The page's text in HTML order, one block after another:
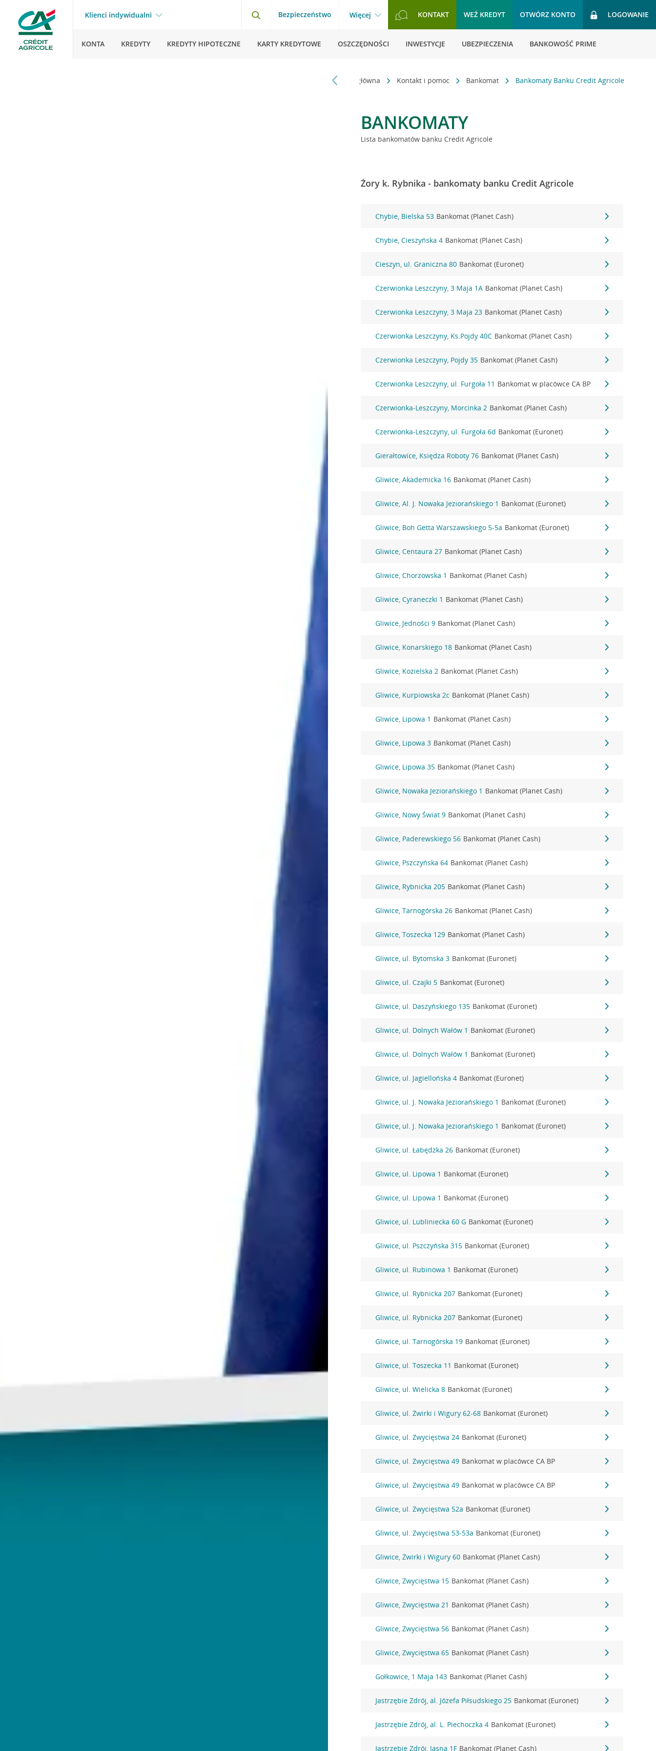
Klienci indywidualni Bezpieczeństwo Więcej KONTAKT WEŹ KREDYT OTWÓRZ KONTO LOGOWANIE
KONTA KREDYTY KREDYTY HIPOTECZNE KARTY KREDYTOWE OSZCZĘDNOŚCI INWESTYCJE UBEZPIECZENIA BANKOWOŚĆ PRIME
Strona główna Kontakt i pomoc Bankomat Bankomaty Banku Credit Agricole
BANKOMATY
Lista bankomatów banku Credit Agricole
Żory k. Rybnika - bankomaty banku Credit Agricole
Chybie, Bielska 53 Bankomat (Planet Cash)
Chybie, Cieszyńska 4 Bankomat (Planet Cash)
Cieszyn, ul. Graniczna 80 Bankomat (Euronet)
Czerwionka Leszczyny, 3 Maja 1A Bankomat (Planet Cash)
Czerwionka Leszczyny, 3 Maja 23 Bankomat (Planet Cash)
Czerwionka Leszczyny, Ks.Pojdy 40C Bankomat (Planet Cash)
Czerwionka Leszczyny, Pojdy 35 Bankomat (Planet Cash)
Czerwionka Leszczyny, ul. Furgoła 11 Bankomat w placówce CA BP
Czerwionka-Leszczyny, Morcinka 2 Bankomat (Planet Cash)
Czerwionka-Leszczyny, ul. Furgoła 6d Bankomat (Euronet)
Gierałtowice, Księdza Roboty 76 Bankomat (Planet Cash)
Gliwice, Akademicka 16 Bankomat (Planet Cash)
Gliwice, Al. J. Nowaka Jeziorańskiego 1 Bankomat (Euronet)
Gliwice, Boh Getta Warszawskiego 5-5a Bankomat (Euronet)
Gliwice, Centaura 27 Bankomat (Planet Cash)
Gliwice, Chorzowska 1 Bankomat (Planet Cash)
Gliwice, Cyraneczki 1 Bankomat (Planet Cash)
Gliwice, Jedności 9 Bankomat (Planet Cash)
Gliwice, Konarskiego 18 Bankomat (Planet Cash)
Gliwice, Kozielska 2 Bankomat (Planet Cash)
Gliwice, Kurpiowska 2c Bankomat (Planet Cash)
Gliwice, Lipowa 1 Bankomat (Planet Cash)
Gliwice, Lipowa 3 Bankomat (Planet Cash)
Gliwice, Lipowa 35 Bankomat (Planet Cash)
Gliwice, Nowaka Jeziorańskiego 1 Bankomat (Planet Cash)
Gliwice, Nowy Świat 9 Bankomat (Planet Cash)
Gliwice, Paderewskiego 56 Bankomat (Planet Cash)
Gliwice, Pszczyńska 64 Bankomat (Planet Cash)
Gliwice, Rybnicka 205 Bankomat (Planet Cash)
Gliwice, Tarnogórska 26 Bankomat (Planet Cash)
Gliwice, Toszecka 129 Bankomat (Planet Cash)
Gliwice, ul. Bytomska 3 Bankomat (Euronet)
Gliwice, ul. Czajki 5 Bankomat (Euronet)
Gliwice, ul. Daszyńskiego 135 Bankomat (Euronet)
Gliwice, ul. Dolnych Wałów 1 Bankomat (Euronet)
Gliwice, ul. Dolnych Wałów 1 Bankomat (Euronet)
Gliwice, ul. Jagiellońska 4 Bankomat (Euronet)
Gliwice, ul. J. Nowaka Jeziorańskiego 1 Bankomat (Euronet)
Gliwice, ul. J. Nowaka Jeziorańskiego 1 Bankomat (Euronet)
Gliwice, ul. Łabędzka 26 Bankomat (Euronet)
Gliwice, ul. Lipowa 1 Bankomat (Euronet)
Gliwice, ul. Lipowa 1 Bankomat (Euronet)
Gliwice, ul. Lubliniecka 60 G Bankomat (Euronet)
Gliwice, ul. Pszczyńska 315 Bankomat (Euronet)
Gliwice, ul. Rubinowa 1 Bankomat (Euronet)
Gliwice, ul. Rybnicka 207 Bankomat (Euronet)
Gliwice, ul. Rybnicka 207 Bankomat (Euronet)
Gliwice, ul. Tarnogórska 19 Bankomat (Euronet)
Gliwice, ul. Toszecka 11 Bankomat (Euronet)
Gliwice, ul. Wielicka 8 Bankomat (Euronet)
Gliwice, ul. Żwirki i Wigury 62-68 Bankomat (Euronet)
Gliwice, ul. Zwycięstwa 24 Bankomat (Euronet)
Gliwice, ul. Zwycięstwa 49 Bankomat w placówce CA BP
Gliwice, ul. Zwycięstwa 49 Bankomat w placówce CA BP
Gliwice, ul. Zwycięstwa 52a Bankomat (Euronet)
Gliwice, ul. Zwycięstwa 53-53a Bankomat (Euronet)
Gliwice, Żwirki i Wigury 60 Bankomat (Planet Cash)
Gliwice, Zwycięstwa 15 Bankomat (Planet Cash)
Gliwice, Zwycięstwa 21 Bankomat (Planet Cash)
Gliwice, Zwycięstwa 56 Bankomat (Planet Cash)
Gliwice, Zwycięstwa 65 Bankomat (Planet Cash)
Gołkowice, 1 Maja 143 Bankomat (Planet Cash)
Jastrzębie Zdrój, al. Józefa Piłsudskiego 25 Bankomat (Euronet)
Jastrzębie Zdrój, al. L. Piechoczka 4 Bankomat (Euronet)
Jastrzębie Zdrój, Jasna 1F Bankomat (Planet Cash)